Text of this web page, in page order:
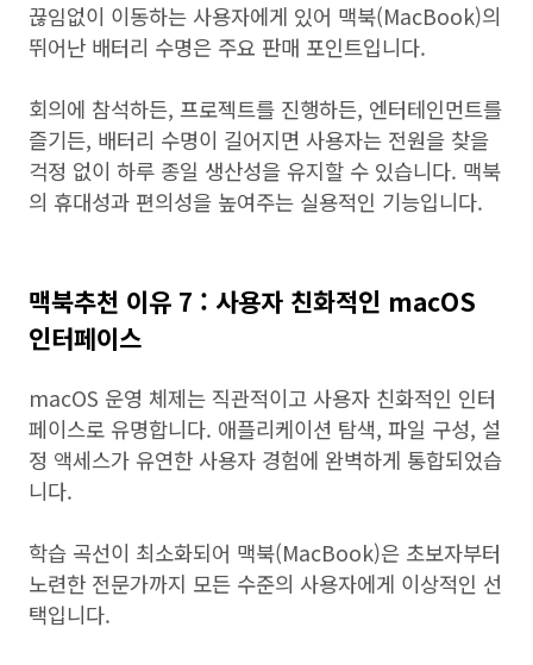
끊임없이 이동하는 사용자에게 있어 맥북(MacBook)의
뛰어난 배터리 수명은 주요 판매 포인트입니다.
회의에 참석하든, 프로젝트를 진행하든, 엔터테인먼트를
즐기든, 배터리 수명이 길어지면 사용자는 전원을 찾을
걱정 없이 하루 종일 생산성을 유지할 수 있습니다. 맥북
의 휴대성과 편의성을 높여주는 실용적인 기능입니다.
맥북추천 이유 7 : 사용자 친화적인 macOS
인터페이스
macOS 운영 체제는 직관적이고 사용자 친화적인 인터
페이스로 유명합니다. 애플리케이션 탐색, 파일 구성, 설
정 액세스가 유연한 사용자 경험에 완벽하게 통합되었습
니다.
학습 곡선이 최소화되어 맥북(MacBook)은 초보자부터
노련한 전문가까지 모든 수준의 사용자에게 이상적인 선
택입니다.